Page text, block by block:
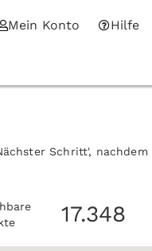
Mein Konto Hilfe
Schritt', nachdem
17.348